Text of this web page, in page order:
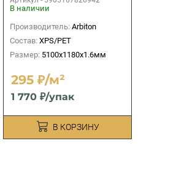
В наличии
Производитель: Arbiton
Состав: XPS/PET
Размер: 5100х1180х1.6мм
295 ₽/м²
1 770 ₽/упак
В КОРЗИНУ